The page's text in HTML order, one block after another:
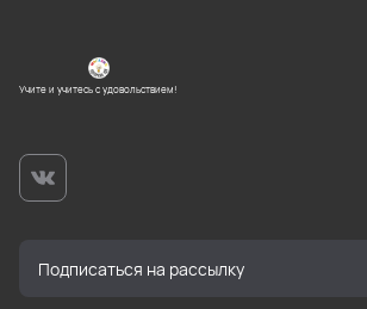
Учите и учитесь с удовольствием!